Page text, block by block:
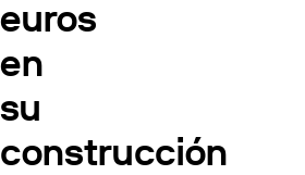
euros
en
su
construcción